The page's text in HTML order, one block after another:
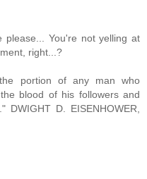
please... You're not yelling at
right...?
portion of any man who
blood of his followers and
D. EISENHOWER,